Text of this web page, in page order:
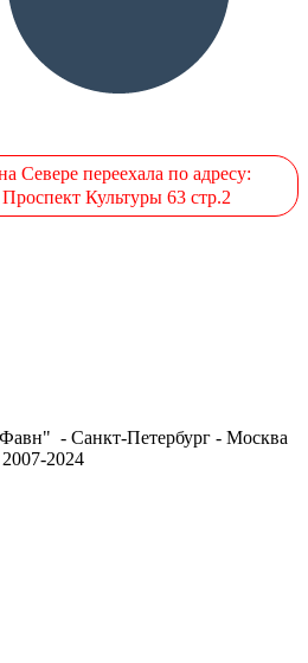
Севере переехала по адресу:
Культуры 63 стр.2
- Санкт-Петербург - Москва
2007-2024